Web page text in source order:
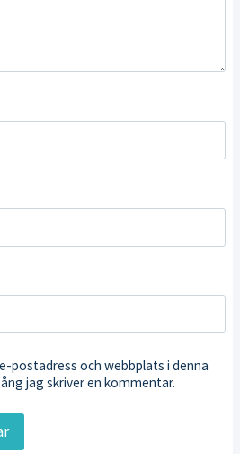
postadress och webbplats i denna
jag skriver en kommentar.